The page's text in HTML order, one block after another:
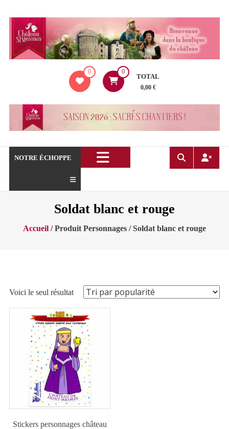
contenu
de
Mesmin
0 0
TOTAL
0,00 €
NOTRE ÉCHOPPE
Soldat blanc et rouge
Accueil/ Produit Personnages / Soldat blanc et rouge
Voici le seul résultat
Stickers personnages château